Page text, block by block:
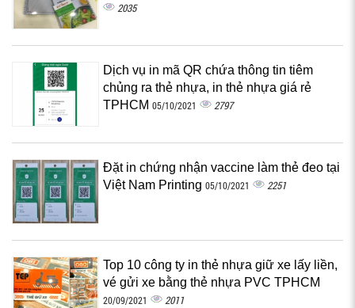
2035
Dịch vụ in mã QR chứa thông tin tiêm
chủng ra thẻ nhựa, in thẻ nhựa giá rẻ
TPHCM 05/10/2021 2797
Đặt in chứng nhận vaccine làm thẻ đeo tại
Việt Nam Printing 05/10/2021 2251
Top 10 công ty in thẻ nhựa giữ xe lấy liền,
vé gửi xe bằng thẻ nhựa PVC TPHCM
20/09/2021 2011